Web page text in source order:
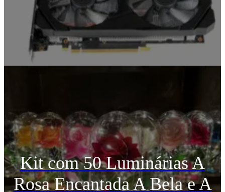
Kit com 50 Luminárias A
Rosa Encantada A Bela e A